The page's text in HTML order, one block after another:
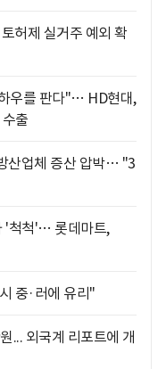
허제 실거주 예외 확
우를 판다"… HD현대,
출
산업체 증산 압박… "3
'척척'… 롯데마트,
중·러에 유리"
... 외국계 리포트에 개